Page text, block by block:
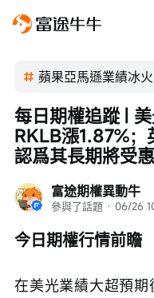
蘋果亞馬遜業績冰
富途期權異動牛
參與了話題 · 06/26
每日期權追蹤 | 美
RKLB漲1.87%
認爲其長期將受
今日期權行情前瞻
在美光業績大超預